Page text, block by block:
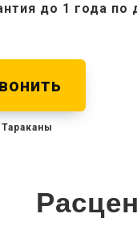
до 1 года по
Тараканы